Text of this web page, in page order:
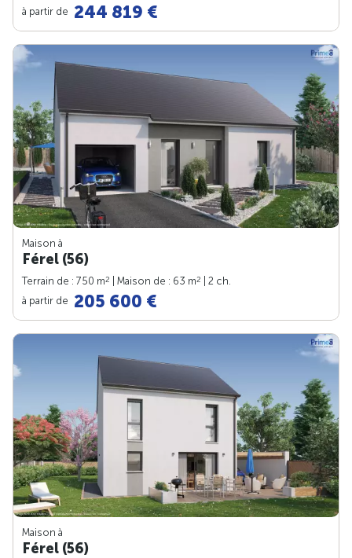
à partir de 244 819 €
Maison à
Férel (56)
Terrain de : 750 m2 | Maison de : 63 m2
| 2 ch.
à partir de 205 600 €
Maison à
Férel (56)